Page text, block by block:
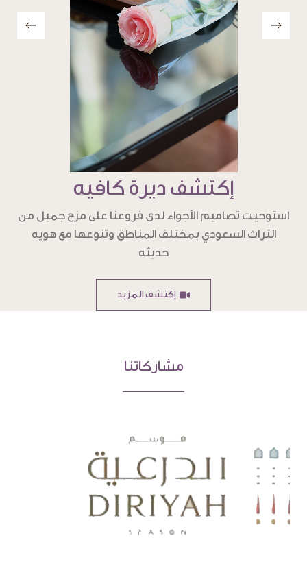
إكتشف ديرة كافيه
استوحيت تصاميم الأجواء لدى فروعنا على مزج جميل من
التراث السعودي بمختلف المناطق وتنوعها مع هويه
حديثه
إكتشف المزيد
مشاركاتنا